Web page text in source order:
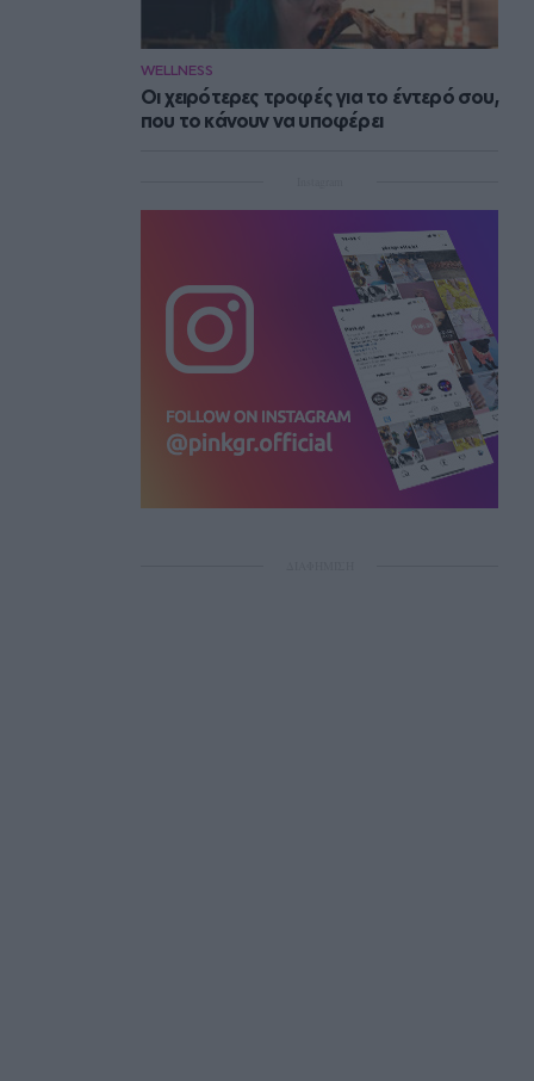
WELLNESS
Οι χειρότερες τροφές για το έντερό σου,
που το κάνουν να υποφέρει